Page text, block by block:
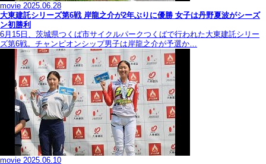
movie 2025.06.28
大東建託シリーズ第6戦 岸龍之介が2年ぶりに優勝 女子は丹野夏波がシーズ
ン初勝利
6月15日、茨城県つくば市サイクルパークつくばで行われた大東建託シリー
ズ第6戦。チャンピオンシップ男子は岸龍之介が予選か…
movie 2025.06.10